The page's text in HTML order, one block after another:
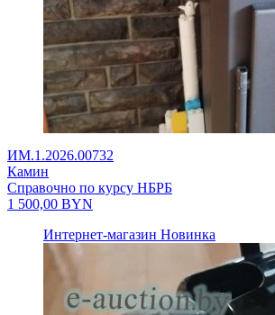
ИМ.1.2026.00732
Камин
Справочно по курсу НБРБ
1 500,00 BYN
Интернет-магазин Новинка